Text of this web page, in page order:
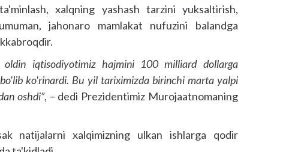
xalqning yashash tarzini yuksaltirish,
jahonaro mamlakat nufuzini balandga
iqtisodiyotimiz hajmini 100 milliard dollarga
ko'rinardi. Bu yil tariximizda birinchi marta yalpi
oshdi”, – dedi Prezidentimiz Murojaatnomaning
natijalarni xalqimizning ulkan ishlarga qodir